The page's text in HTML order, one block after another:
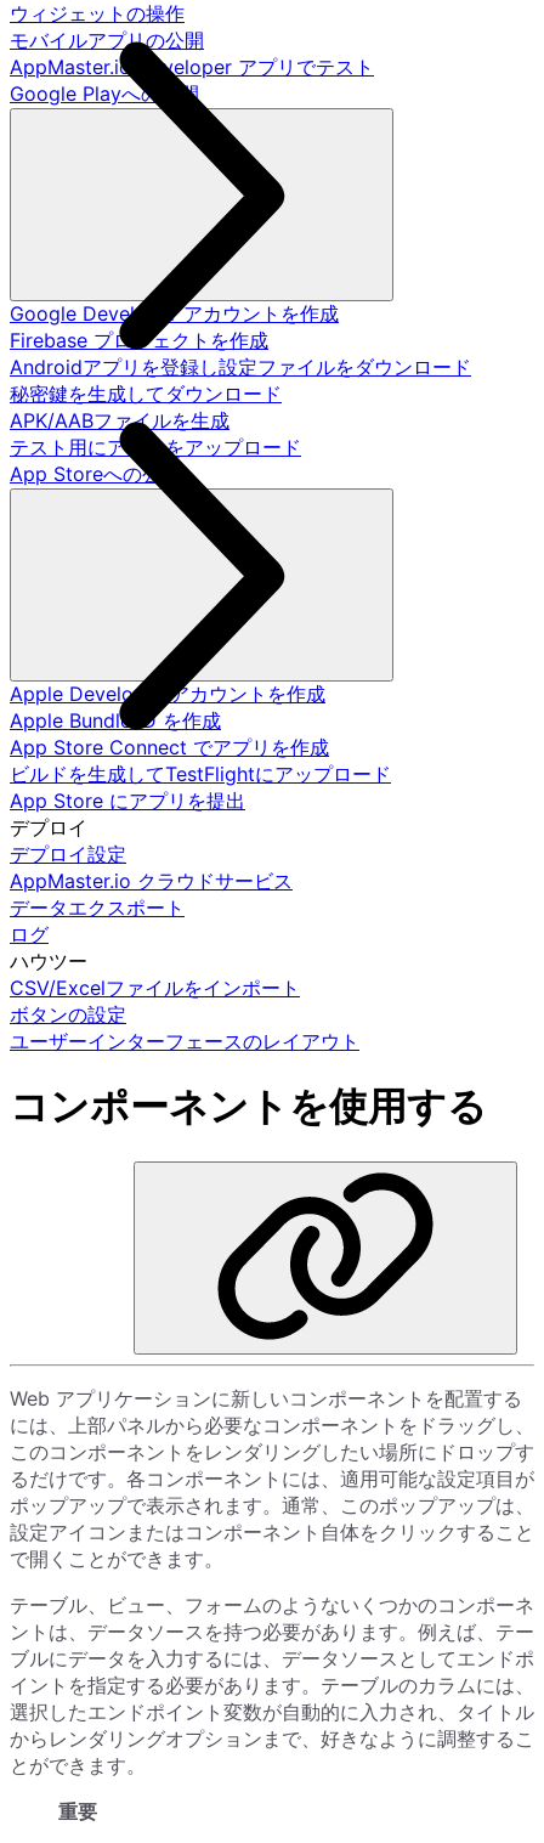
ウィジェットの操作
モバイルアプリの公開
AppMaster.io Developer アプリでテスト
Google Playへの公開
Google Developer アカウントを作成
Firebase プロジェクトを作成
Androidアプリを登録し設定ファイルをダウンロード
秘密鍵を生成してダウンロード
APK/AABファイルを生成
テスト用にアプリをアップロード
App Storeへの公開
Apple Developer アカウントを作成
Apple Bundle ID を作成
App Store Connect でアプリを作成
ビルドを生成してTestFlightにアップロード
App Store にアプリを提出
デプロイ
デプロイ設定
AppMaster.io クラウドサービス
データエクスポート
ログ
ハウツー
CSV/Excelファイルをインポート
ボタンの設定
ユーザーインターフェースのレイアウト
コンポーネントを使用する
Web アプリケーションに新しいコンポーネントを配置する
には、上部パネルから必要なコンポーネントをドラッグし、
このコンポーネントをレンダリングしたい場所にドロップす
るだけです。各コンポーネントには、適用可能な設定項目が
ポップアップで表示されます。通常、このポップアップは、
設定アイコンまたはコンポーネント自体をクリックすること
で開くことができます。
テーブル、ビュー、フォームのようないくつかのコンポーネ
ントは、データソースを持つ必要があります。例えば、テー
ブルにデータを入力するには、データソースとしてエンドポ
イントを指定する必要があります。テーブルのカラムには、
選択したエンドポイント変数が自動的に入力され、タイトル
からレンダリングオプションまで、好きなように調整するこ
とができます。
重要